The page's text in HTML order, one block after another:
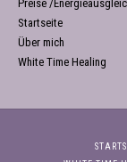
Preise /
Startseite
Über mich
White Time Healing